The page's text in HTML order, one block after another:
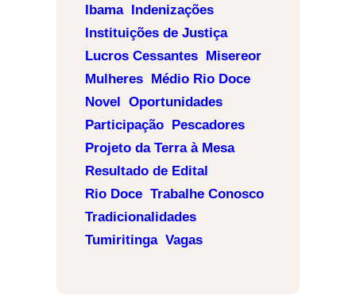
Ibama Indenizações
Instituições de Justiça
Lucros Cessantes Misereor
Mulheres Médio Rio Doce
Novel Oportunidades
Participação Pescadores
Projeto da Terra à Mesa
Resultado de Edital
Rio Doce Trabalhe Conosco
Tradicionalidades
Tumiritinga Vagas